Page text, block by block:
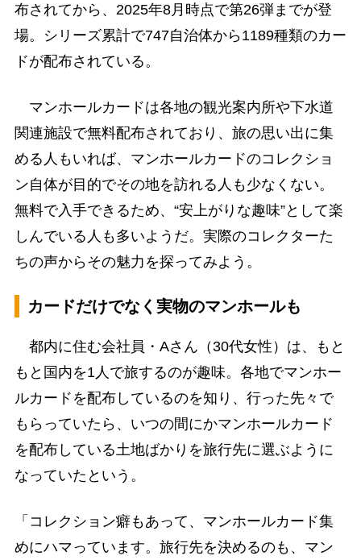
布されてから、2025年8月時点で第26弾までが登
場。シリーズ累計で747自治体から1189種類のカー
ドが配布されている。
マンホールカードは各地の観光案内所や下水道
関連施設で無料配布されており、旅の思い出に集
める人もいれば、マンホールカードのコレクショ
ン自体が目的でその地を訪れる人も少なくない。
無料で入手できるため、“安上がりな趣味”として楽
しんでいる人も多いようだ。実際のコレクターた
ちの声からその魅力を探ってみよう。
カードだけでなく実物のマンホールも
都内に住む会社員・Aさん（30代女性）は、もと
もと国内を1人で旅するのが趣味。各地でマンホー
ルカードを配布しているのを知り、行った先々で
もらっていたら、いつの間にかマンホールカード
を配布している土地ばかりを旅行先に選ぶように
なっていたという。
「コレクション癖もあって、マンホールカード集
めにハマっています。旅行先を決めるのも、マン